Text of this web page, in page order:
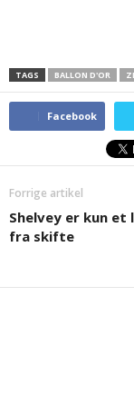
TAGS BALLON D'OR
Facebook
Forrige artikel
Shelvey er kun
fra skifte